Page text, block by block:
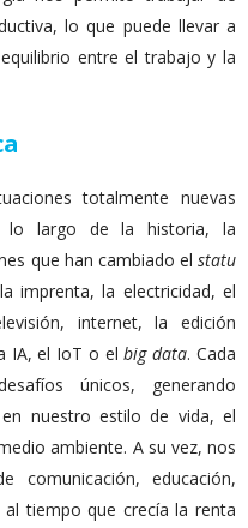
lo que puede llevar a
entre el trabajo y la
totalmente nuevas
lo largo de la historia, la
que han cambiado el statu
imprenta, la electricidad, el
internet, la edición
IA, el IoT o elbig data. Cada
únicos, generando
nuestro estilo de vida, el
ambiente. A su vez, nos
educación,
tiempo que crecía la renta